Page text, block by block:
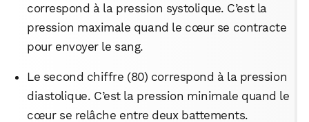
correspond à la pression systolique. C’est la
pression maximale quand le cœur se contracte
pour envoyer le sang.
Le second chiffre (80) correspond à la pression
diastolique. C’est la pression minimale quand le
cœur se relâche entre deux battements.